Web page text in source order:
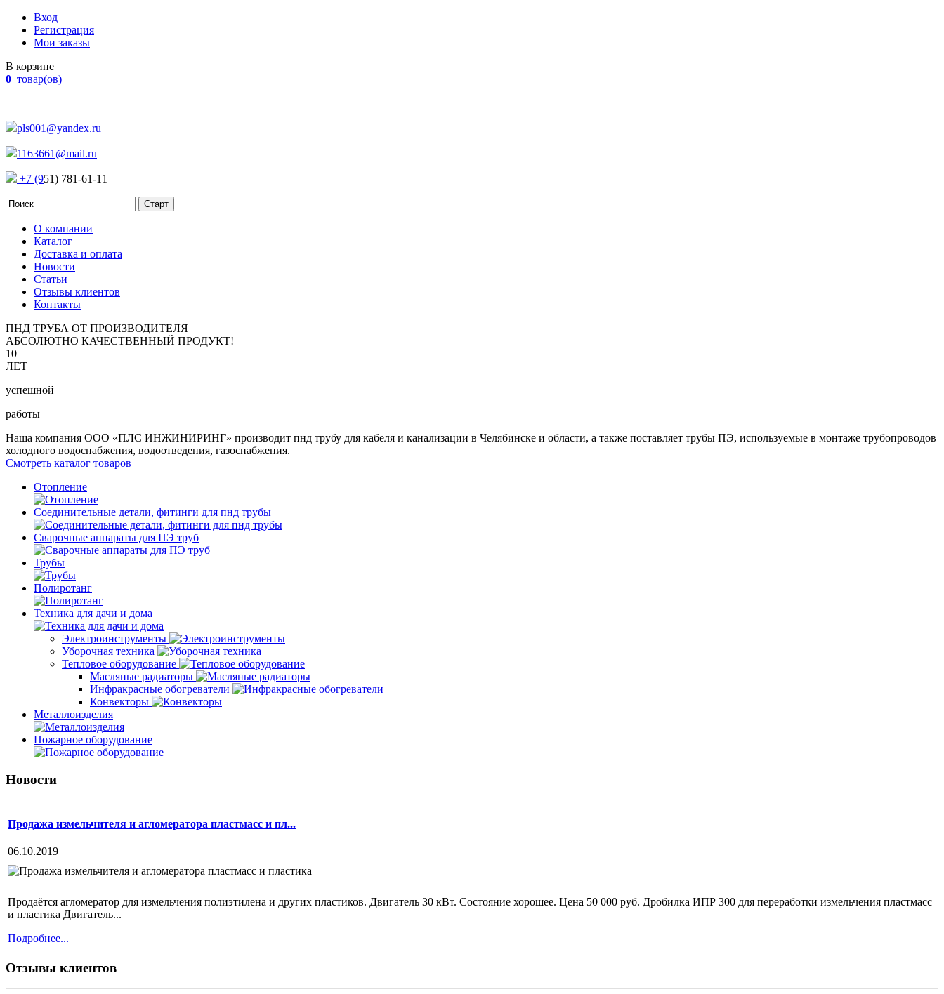
Вход
Регистрация
Мои заказы
В корзине
0 товар(ов)
pls001@yandex.ru
1163661@mail.ru
+7 (951) 781-61-11
О компании
Каталог
Доставка и оплата
Новости
Статьи
Отзывы клиентов
Контакты
ПНД ТРУБА ОТ ПРОИЗВОДИТЕЛЯ
АБСОЛЮТНО КАЧЕСТВЕННЫЙ ПРОДУКТ!
10
ЛЕТ
успешной
работы
Наша компания ООО «ПЛС ИНЖИНИРИНГ» производит пнд трубу для кабеля и канализации в Челябинске и области, а также поставляет трубы ПЭ, используемые в монтаже трубопроводов
холодного водоснабжения, водоотведения, газоснабжения.
Смотреть каталог товаров
Отопление
Соединительные детали, фитинги для пнд трубы
Сварочные аппараты для ПЭ труб
Трубы
Полиротанг
Техника для дачи и дома
Электроинструменты
Уборочная техника
Тепловое оборудование
Масляные радиаторы
Инфракрасные обогреватели
Конвекторы
Металлоизделия
Пожарное оборудование
Новости
Продажа измельчителя и агломератора пластмасс и пл...
06.10.2019
Продаётся агломератор для измельчения полиэтилена и других пластиков. Двигатель 30 кВт. Состояние хорошее. Цена 50 000 руб. Дробилка ИПР 300 для переработки измельчения пластмасс
и пластика Двигатель...
Подробнее...
Отзывы клиентов